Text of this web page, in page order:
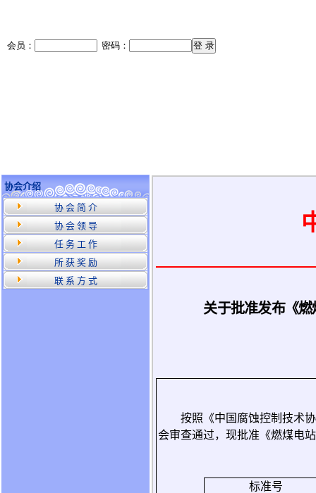
协会介绍
协 会 简 介
协 会 领 导
任 务 工 作
所 获 奖 励
联 系 方 式
关于批准发布《
按照《中国腐蚀控制技术
会审查通过，现批准《燃煤电
标准号